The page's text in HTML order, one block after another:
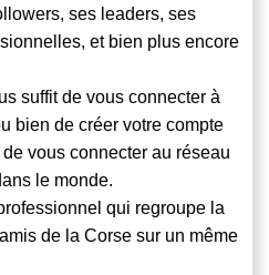
ses leaders, ses
et bien plus encore
suffit de vous connecter à
bien de créer votre compte
vous connecter au réseau
le monde.
qui regroupe la
de la Corse sur un même